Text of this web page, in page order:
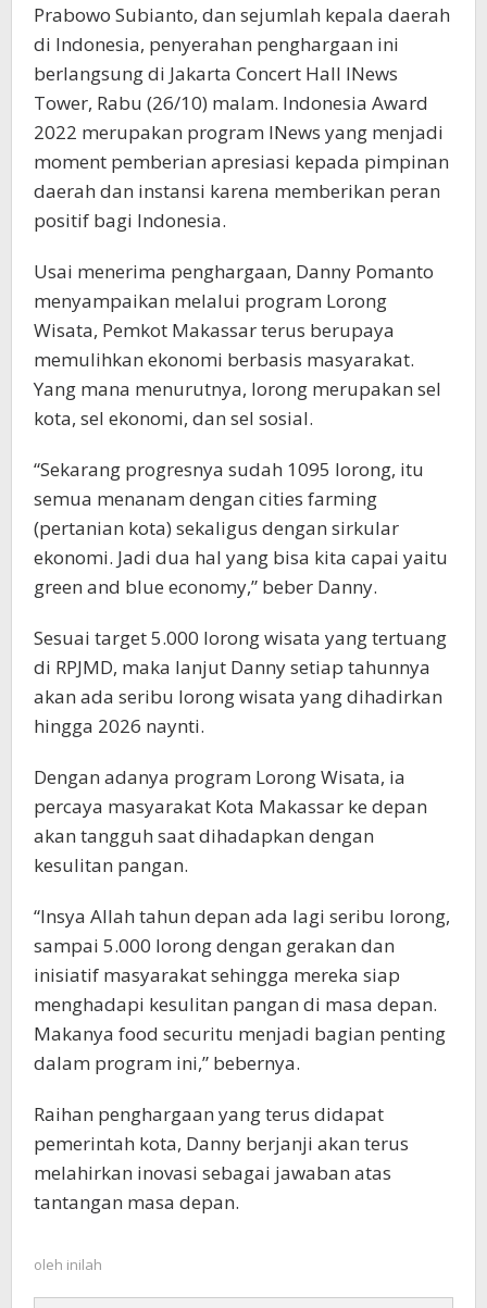
Prabowo Subianto, dan sejumlah kepala daerah
di Indonesia, penyerahan penghargaan ini
berlangsung di Jakarta Concert Hall INews
Tower, Rabu (26/10) malam. Indonesia Award
2022 merupakan program INews yang menjadi
moment pemberian apresiasi kepada pimpinan
daerah dan instansi karena memberikan peran
positif bagi Indonesia.
Usai menerima penghargaan, Danny Pomanto
menyampaikan melalui program Lorong
Wisata, Pemkot Makassar terus berupaya
memulihkan ekonomi berbasis masyarakat.
Yang mana menurutnya, lorong merupakan sel
kota, sel ekonomi, dan sel sosial.
“Sekarang progresnya sudah 1095 lorong, itu
semua menanam dengan cities farming
(pertanian kota) sekaligus dengan sirkular
ekonomi. Jadi dua hal yang bisa kita capai yaitu
green and blue economy,” beber Danny.
Sesuai target 5.000 lorong wisata yang tertuang
di RPJMD, maka lanjut Danny setiap tahunnya
akan ada seribu lorong wisata yang dihadirkan
hingga 2026 naynti.
Dengan adanya program Lorong Wisata, ia
percaya masyarakat Kota Makassar ke depan
akan tangguh saat dihadapkan dengan
kesulitan pangan.
“Insya Allah tahun depan ada lagi seribu lorong,
sampai 5.000 lorong dengan gerakan dan
inisiatif masyarakat sehingga mereka siap
menghadapi kesulitan pangan di masa depan.
Makanya food securitu menjadi bagian penting
dalam program ini,” bebernya.
Raihan penghargaan yang terus didapat
pemerintah kota, Danny berjanji akan terus
melahirkan inovasi sebagai jawaban atas
tantangan masa depan.
oleh inilah